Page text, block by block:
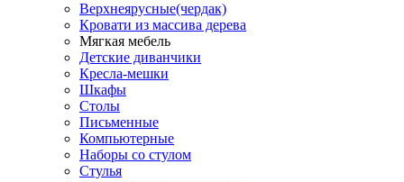
Верхнеярусные(чердак)
Кровати из массива дерева
Мягкая мебель
Детские диванчики
Кресла-мешки
Шкафы
Столы
Письменные
Компьютерные
Наборы со стулом
Стулья